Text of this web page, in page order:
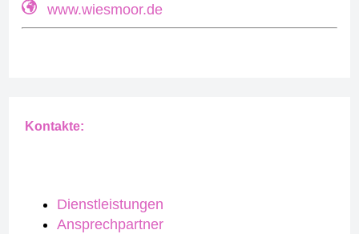
www.wiesmoor.de
Dienstleistungen
Ansprechpartner
Kontakte: